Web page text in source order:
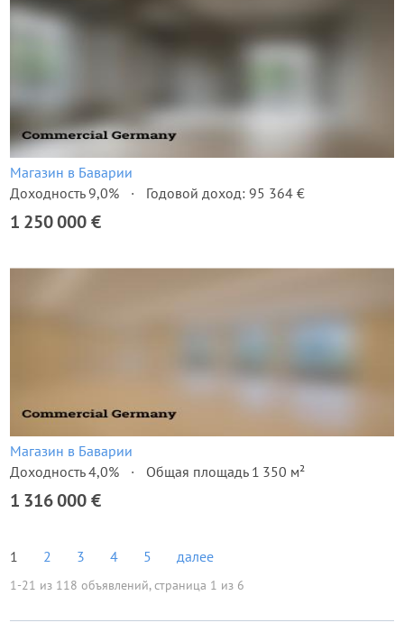
Магазин в Баварии
Доходность 9,0%
Годовой доход: 95 364 €
1 250 000 €
Магазин в Баварии
Доходность 4,0%
Общая площадь 1 350 м²
1 316 000 €
1 2 3 4 5 далее
1-21 из 118 объявлений, страница 1 из 6